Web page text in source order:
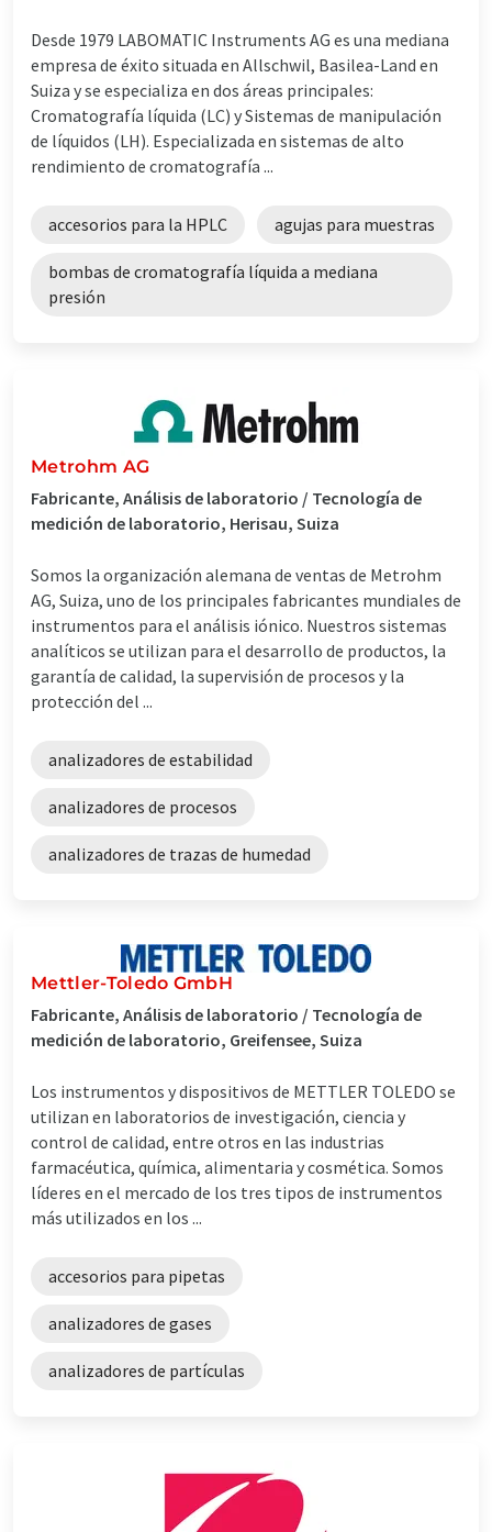
Desde 1979 LABOMATIC Instruments AG es una mediana
empresa de éxito situada en Allschwil, Basilea-Land en
Suiza y se especializa en dos áreas principales:
Cromatografía líquida (LC) y Sistemas de manipulación
de líquidos (LH). Especializada en sistemas de alto
rendimiento de cromatografía ...
accesorios para la HPLC agujas para muestras
bombas de cromatografía líquida a mediana
presión
Metrohm AG
Fabricante, Análisis de laboratorio / Tecnología de
medición de laboratorio, Herisau, Suiza
Somos la organización alemana de ventas de Metrohm
AG, Suiza, uno de los principales fabricantes mundiales de
instrumentos para el análisis iónico. Nuestros sistemas
analíticos se utilizan para el desarrollo de productos, la
garantía de calidad, la supervisión de procesos y la
protección del ...
analizadores de estabilidad
analizadores de procesos
analizadores de trazas de humedad
Mettler-Toledo GmbH
Fabricante, Análisis de laboratorio / Tecnología de
medición de laboratorio, Greifensee, Suiza
Los instrumentos y dispositivos de METTLER TOLEDO se
utilizan en laboratorios de investigación, ciencia y
control de calidad, entre otros en las industrias
farmacéutica, química, alimentaria y cosmética. Somos
líderes en el mercado de los tres tipos de instrumentos
más utilizados en los ...
accesorios para pipetas
analizadores de gases
analizadores de partículas